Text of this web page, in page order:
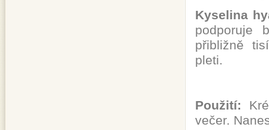
Kyselina
podporuje
přibližně
pleti.
Použití:
večer.